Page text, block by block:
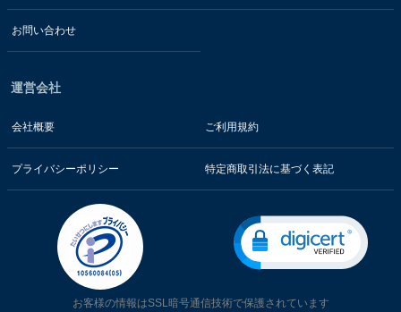
お問い合わせ
運営会社
会社概要 ご利用規約
プライバシーポリシー 特定商取引法に基づく表記
お客様の情報はSSL暗号通信技術で保護されています